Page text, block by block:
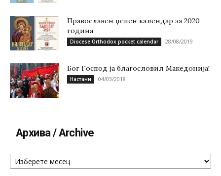
Православен џепен календар за 2020
година
Diocese Orthodox pocket calendar 28/08/2019
Бог Господ ја благословил Македонија!
Настани 04/03/2018
Архива / Archive
Архива